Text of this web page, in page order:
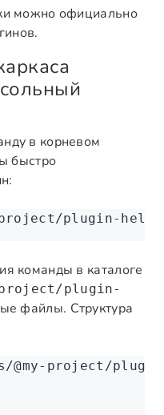
можно официально
в корневом
быстро
project/plugin-hello
команды в каталоге
project/plugin-
файлы. Структура
@my-project/